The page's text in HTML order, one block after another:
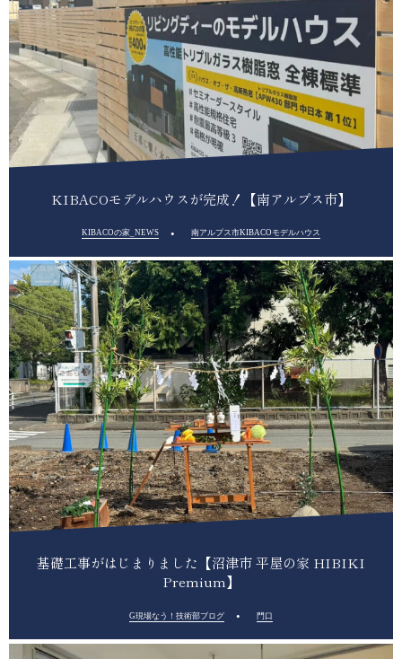
KIBACOモデルハウスが完成！【南アルプス市】
KIBACOの家_NEWS 南アルプス市KIBACOモデルハウス
基礎工事がはじまりました【沼津市 平屋の家 HIBIKI
Premium】
G現場なう！技術部ブログ 門口